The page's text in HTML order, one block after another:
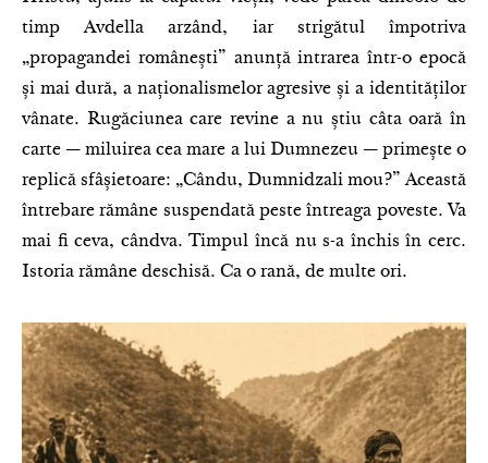
timp Avdella arzând, iar strigătul împotriva
„propagandei românești” anunță intrarea într-o epocă
și mai dură, a naționalismelor agresive și a identităților
vânate. Rugăciunea care revine a nu știu câta oară în
carte — miluirea cea mare a lui Dumnezeu — primește o
replică sfâșietoare: „Cându, Dumnidzali mou?” Această
întrebare rămâne suspendată peste întreaga poveste. Va
mai fi ceva, cândva. Timpul încă nu s-a închis în cerc.
Istoria rămâne deschisă. Ca o rană, de multe ori.